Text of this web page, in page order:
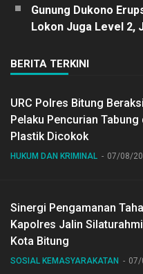
Gunung Dukono
Lokon Juga Level 2,
BERITA TERKINI
URC Polres Bitung
Pelaku Pencurian Tabung
Plastik Dicokok
HUKUM DAN KRIMINAL 07/08/
Sinergi Pengamanan
Kapolres Jalin
Kota Bitung
SOSIAL KEMASYARAKATAN 07/